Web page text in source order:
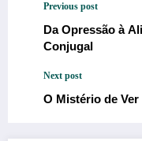
Previous post
Da Opressão à
Conjugal
Next post
O Mistério de Ver